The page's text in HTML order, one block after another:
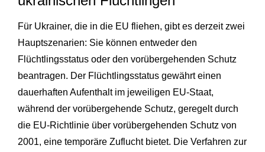
Für Ukrainer, die in die EU fliehen, gibt es derzeit zwei
Hauptszenarien: Sie können entweder den
Flüchtlingsstatus oder den vorübergehenden Schutz
beantragen. Der Flüchtlingsstatus gewährt einen
dauerhaften Aufenthalt im jeweiligen EU-Staat,
während der vorübergehende Schutz, geregelt durch
die EU-Richtlinie über vorübergehenden Schutz von
2001, eine temporäre Zuflucht bietet. Die Verfahren zur